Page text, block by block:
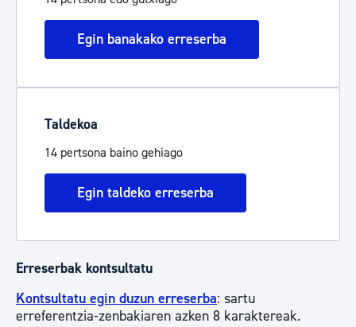
Egin banakako erreserba
Taldekoa
14 pertsona baino gehiago
Egin taldeko erreserba
Erreserbak kontsultatu
Kontsultatu egin duzun erreserba: sartu
erreferentzia-zenbakiaren azken 8 karaktereak.